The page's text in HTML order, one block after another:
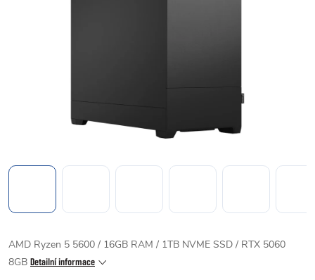
AMD Ryzen 5 5600 / 16GB RAM / 1TB NVME SSD / RTX 5060
8GB Detailní informace